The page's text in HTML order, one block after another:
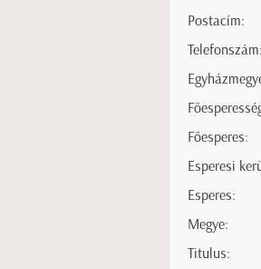
Postacím:
Telefonszám:
Főesperes:
Esperesi
Esperes:
Megye:
Titulus: